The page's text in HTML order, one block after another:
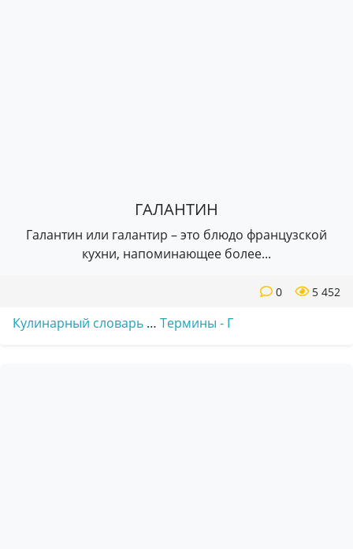
ГАЛАНТИН
Галантин или галантир – это блюдо французской
кухни, напоминающее более...
5 452
0
Кулинарный словарь … Термины - Г